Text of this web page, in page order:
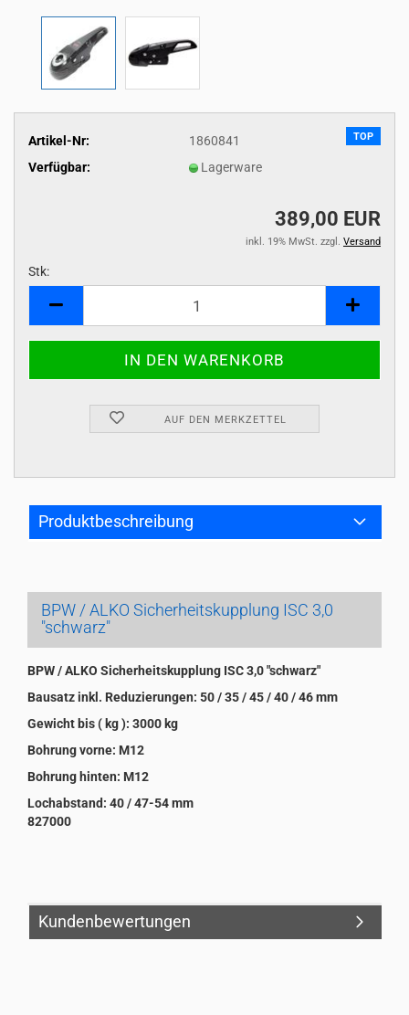
TOP
Artikel-Nr:
1860841
Verfügbar:
Lagerware
389,00 EUR
inkl. 19% MwSt. zzgl. Versand
Stk:
AUF DEN MERKZETTEL
Produktbeschreibung
BPW / ALKO Sicherheitskupplung ISC 3,0
"schwarz"
BPW / ALKO Sicherheitskupplung ISC 3,0 "schwarz"
Bausatz inkl. Reduzierungen: 50 / 35 / 45 / 40 / 46 mm
Gewicht bis ( kg ): 3000 kg
Bohrung vorne: M12
Bohrung hinten: M12
Lochabstand: 40 / 47-54 mm
827000
Kundenbewertungen